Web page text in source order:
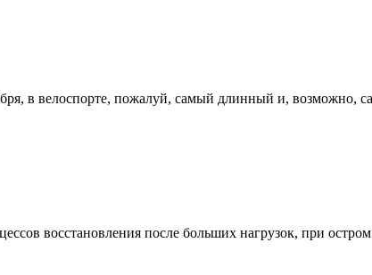
в велоспорте, пожалуй, самый длинный и, возможно,
восстановления после больших нагрузок, при